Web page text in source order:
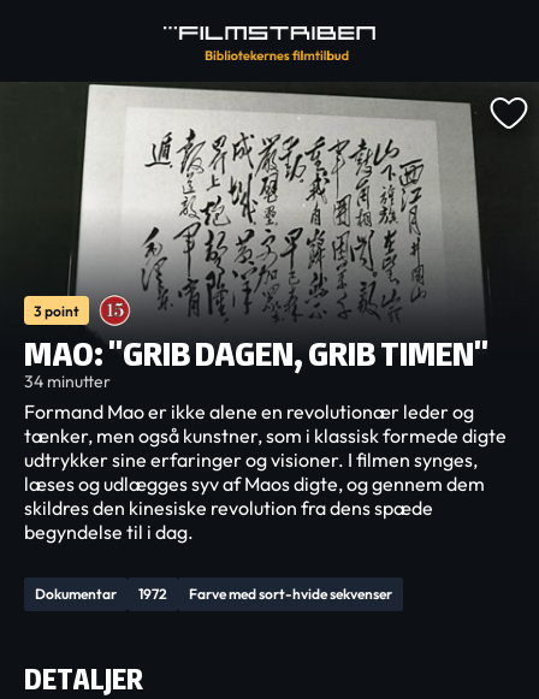
3 point
MAO: "GRIB DAGEN, GRIB TIMEN"
34 minutter
Dokumentar 1972 Farve med sort-hvide sekvenser
Formand Mao er ikke alene en revolutionær leder og
tænker, men også kunstner, som i klassisk formede digte
udtrykker sine erfaringer og visioner. I filmen synges,
læses og udlægges syv af Maos digte, og gennem dem
skildres den kinesiske revolution fra dens spæde
begyndelse til i dag.
DETALJER